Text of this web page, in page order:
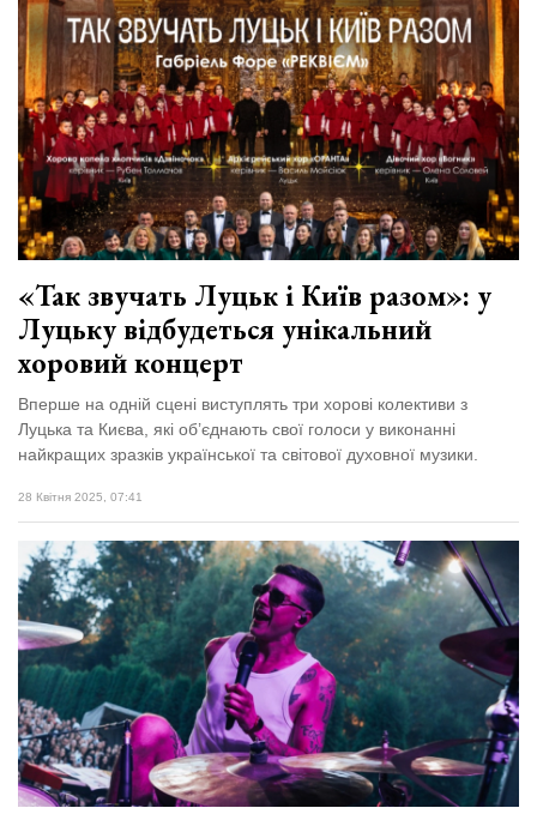
«Так звучать Луцьк і Київ разом»: у
Луцьку відбудеться унікальний
хоровий концерт
Вперше на одній сцені виступлять три хорові колективи з
Луцька та Києва, які об’єднають свої голоси у виконанні
найкращих зразків української та світової духовної музики.
28 Квітня 2025, 07:41